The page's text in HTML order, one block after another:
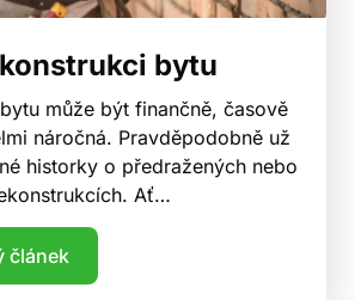
bytu
může být finančně, časově
náročná. Pravděpodobně už
historky o předražených nebo
Ať…
článek